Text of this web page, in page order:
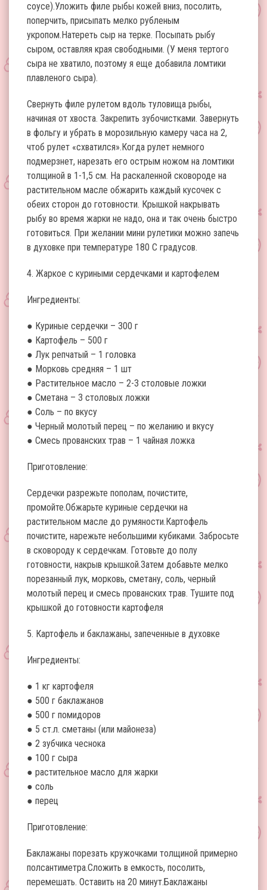
соусе).Уложить филе рыбы кожей вниз, посолить,
поперчить, присыпать мелко рубленым
укропом.Натереть сыр на терке. Посыпать рыбу
сыром, оставляя края свободными. (У меня тертого
сыра не хватило, поэтому я еще добавила ломтики
плавленого сыра).
Свернуть филе рулетом вдоль туловища рыбы,
начиная от хвоста. Закрепить зубочистками. Завернуть
в фольгу и убрать в морозильную камеру часа на 2,
чтоб рулет «схватился».Когда рулет немного
подмерзнет, нарезать его острым ножом на ломтики
толщиной в 1-1,5 см. На раскаленной сковороде на
растительном масле обжарить каждый кусочек с
обеих сторон до готовности. Крышкой накрывать
рыбу во время жарки не надо, она и так очень быстро
готовиться. При желании мини рулетики можно запечь
в духовке при температуре 180 С градусов.
4. Жаркое с куриными сердечками и картофелем
Ингредиенты:
● Куриные сердечки – 300 г
● Картофель – 500 г
● Лук репчатый – 1 головка
● Морковь средняя – 1 шт
● Растительное масло – 2-3 столовые ложки
● Сметана – 3 столовых ложки
● Соль – по вкусу
● Черный молотый перец – по желанию и вкусу
● Смесь прованских трав – 1 чайная ложка
Приготовление:
Сердечки разрежьте пополам, почистите,
промойте.Обжарьте куриные сердечки на
растительном масле до румяности.Картофель
почистите, нарежьте небольшими кубиками. Забросьте
в сковороду к сердечкам. Готовьте до полу
готовности, накрыв крышкой.Затем добавьте мелко
порезанный лук, морковь, сметану, соль, черный
молотый перец и смесь прованских трав. Тушите под
крышкой до готовности картофеля
5. Картофель и баклажаны, запеченные в духовке
Ингредиенты:
● 1 кг картофеля
● 500 г баклажанов
● 500 г помидоров
● 5 ст.л. сметаны (или майонеза)
● 2 зубчика чеснока
● 100 г сыра
● растительное масло для жарки
● соль
● перец
Приготовление:
Баклажаны порезать кружочками толщиной примерно
полсантиметра.Сложить в емкость, посолить,
перемешать. Оставить на 20 минут.Баклажаны